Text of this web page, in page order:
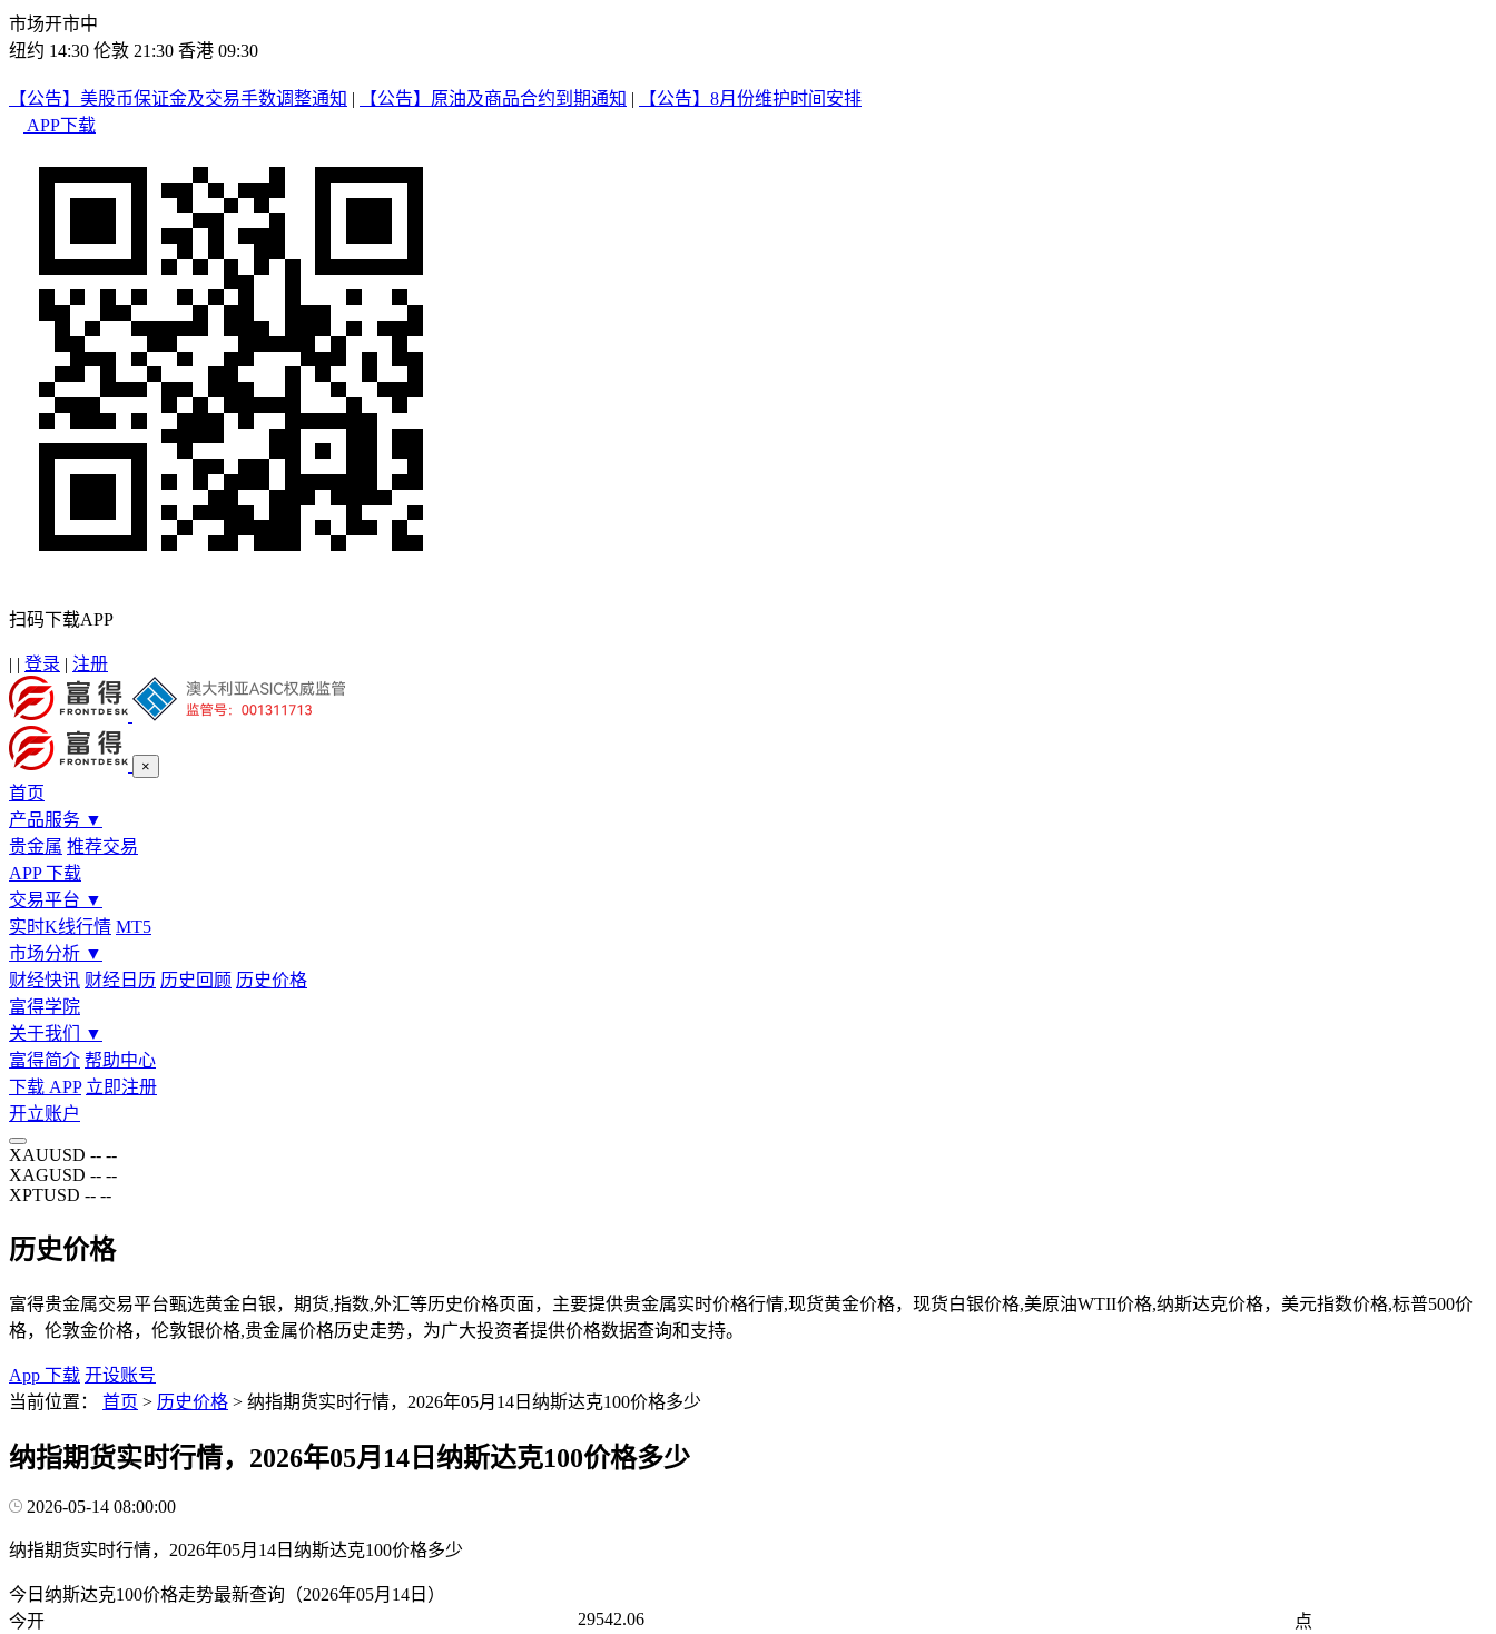
市场开市中
纽约 14:30 伦敦 21:30 香港 09:30
【公告】美股币保证金及交易手数调整通知 | 【公告】原油及商品合约到期通知 |
【公告】8月份维护时间安排
APP下载
扫码下载APP
| | 登录 | 注册
×
首页
产品服务 ▼
贵金属 推荐交易
APP 下载
交易平台 ▼
实时K线行情 MT5
市场分析 ▼
财经快讯 财经日历 历史回顾 历史价格
富得学院
关于我们
▼
富得简介 帮助中心
下载 APP 立即注册
开立账户
XAUUSD -- --
XAGUSD -- --
XPTUSD -- --
历史价格
富得贵金属交易平台甄选黄金白银，期货,指数,外汇等历史价格页面，主要提供贵金属实时价格行情,现货黄金价格，现货白银价格,美原油WTII价格,纳斯达克价格，美元指数价格,标普500价
格，伦敦金价格，伦敦银价格,贵金属价格历史走势，为广大投资者提供价格数据查询和支持。
App 下载 开设账号
当前位置：
首页 > 历史价格 > 纳指期货实时行情，2026年05月14日纳斯达克100价格多少
纳指期货实时行情，2026年05月14日纳斯达克100价格多少
2026-05-14 08:00:00
纳指期货实时行情，2026年05月14日纳斯达克100价格多少
今日纳斯达克100价格走势最新查询（2026年05月14日）
今开
29542.06
点